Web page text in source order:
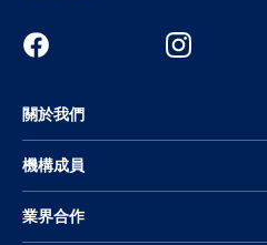
關於我們
機構成員
業界合作